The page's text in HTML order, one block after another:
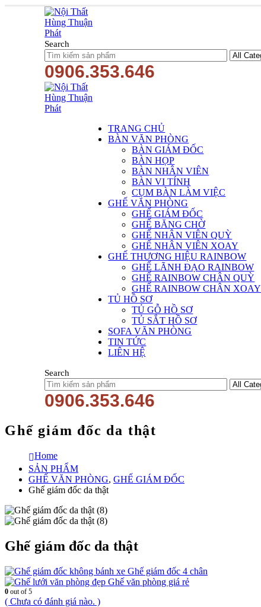
Search
0906.353.646
TRANG CHỦ
BÀN VĂN PHÒNG
BÀN GIÁM ĐỐC
BÀN HỌP
BÀN NHÂN VIÊN
BÀN VI TÍNH
CỤM BÀN LÀM VIỆC
GHẾ VĂN PHÒNG
GHẾ GIÁM ĐỐC
GHẾ BĂNG CHỜ
GHẾ NHÂN VIÊN QUỲ
GHẾ NHÂN VIÊN XOAY
GHẾ THƯƠNG HIỆU RAINBOW
GHẾ LÃNH ĐẠO RAINBOW
GHẾ RAINBOW CHÂN QUỲ
GHẾ RAINBOW CHÂN XOAY
TỦ HỒ SƠ
TỦ GỖ HỒ SƠ
TỦ SẮT HỒ SƠ
SOFA VĂN PHÒNG
TIN TỨC
LIÊN HỆ
Search
0906.353.646
Ghế giám đốc da thật
Home
SẢN PHẨM
GHẾ VĂN PHÒNG, GHẾ GIÁM ĐỐC
Ghế giám đốc da thật
Ghế giám đốc da thật
Ghế giám đốc 4 chân
Ghế văn phòng giá rẻ
0 out of 5
( Chưa có đánh giá nào. )